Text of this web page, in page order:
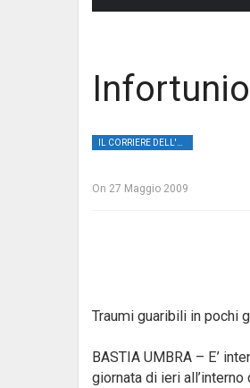
On 27 Maggio 2009
Traumi guaribili in pochi
BASTIA UMBRA – E’
giornata di ieri